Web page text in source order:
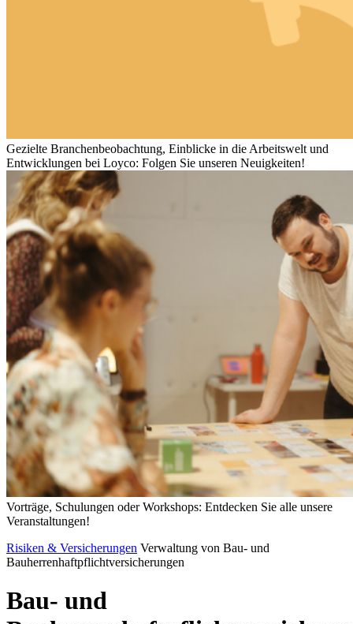
Gezielte Branchenbeobachtung, Einblicke in die Arbeitswelt und
Entwicklungen bei Loyco: Folgen Sie unseren Neuigkeiten!
Vorträge, Schulungen oder Workshops: Entdecken Sie alle unsere
Veranstaltungen!
Risiken & Versicherungen Verwaltung von Bau- und
Bauherrenhaftpflichtversicherungen
Bau- und